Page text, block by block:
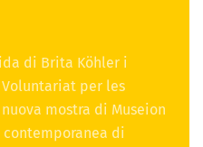
di Brita Köhler i
per les
mostra di Museion
contemporanea di